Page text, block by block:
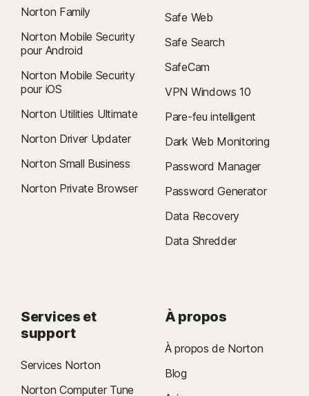
Norton Family
Norton Mobile Security
pour Android
Norton Mobile Security
pour iOS
Norton Utilities Ultimate
Norton Driver Updater
Norton Small Business
Norton Private Browser
Safe Web
Safe Search
SafeCam
VPN Windows 10
Pare-feu intelligent
Dark Web Monitoring
Password Manager
Password Generator
Data Recovery
Data Shredder
Services et
support
Services Norton
Norton Computer Tune
À propos
À propos de Norton
Blog